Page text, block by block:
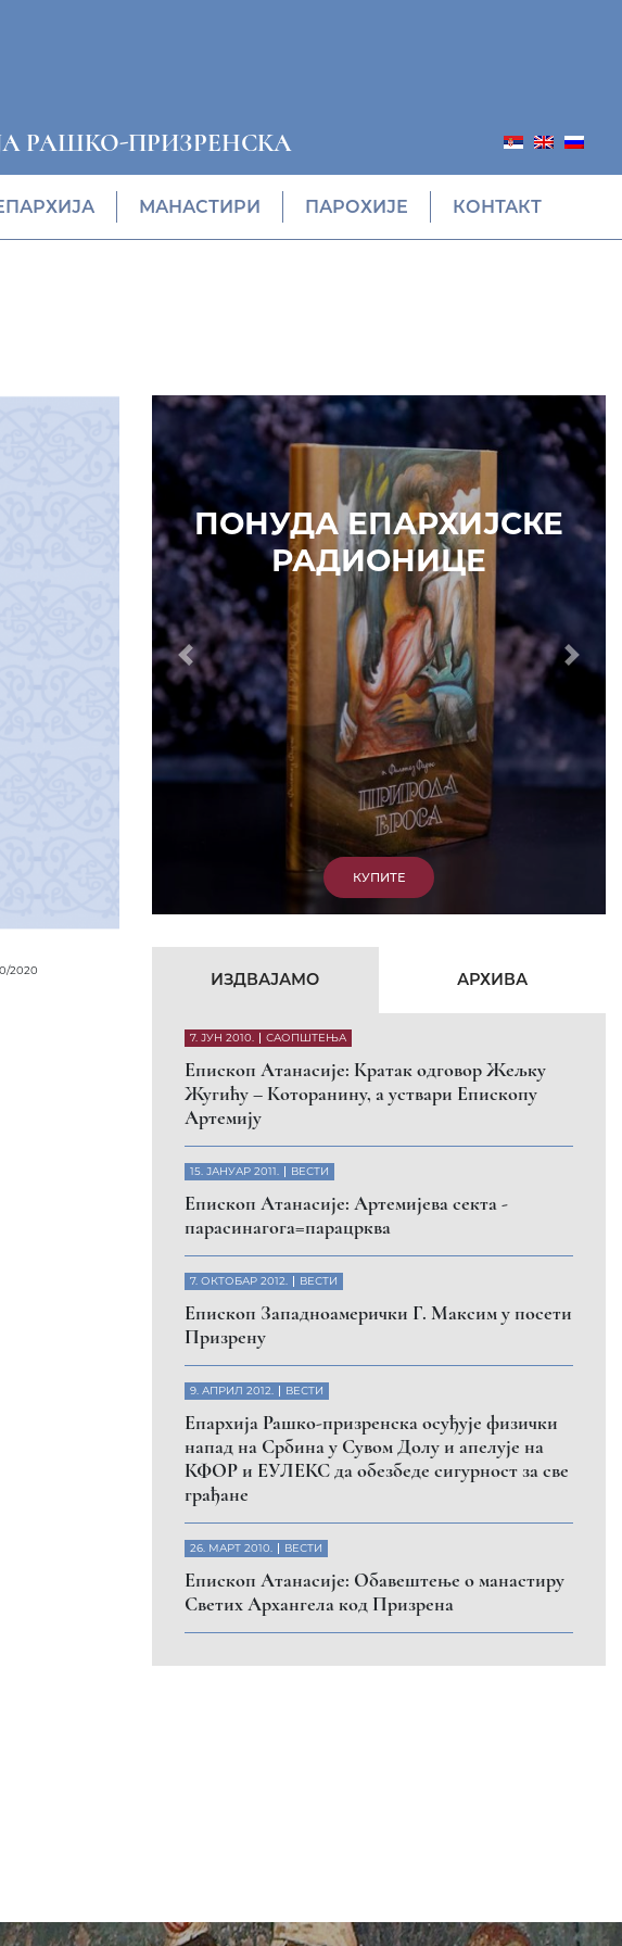
РАШКО-ПРИЗРЕНСКА
МАНАСТИРИ ПАРОХИЈЕ КОНТАКТ
2020
ПОНУДА ЕПАРХИЈСКЕ
РАДИОНИЦЕ
КУПИТЕ
Prethodni
ИЗДВАЈАМО АРХИВА
7. ЈУН 2010. САОПШТЕЊА
Eпископ Атанасије: Кратак одговор Жељку
Жугићу – Которанину, а уствари Епископу
Артемију
15. ЈАНУАР 2011. ВЕСТИ
Eпископ Атанасије: Артемијева секта -
парасинагога=парацрква
7. ОКТОБАР 2012. ВЕСТИ
Eпископ Западноамерички Г. Максим у посети
Призрену
9. АПРИЛ 2012. ВЕСТИ
Eпархија Рашко-призренска осуђује физички
напад на Србина у Сувом Долу и апелује на
КФОР и ЕУЛЕКС да обезбеде сигурност за све
грађане
26. МАРТ 2010. ВЕСТИ
Eпископ Атанасије: Обавештење о манастиру
Светих Архангела код Призрена